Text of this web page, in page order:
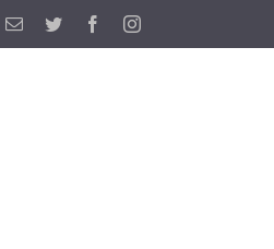
EmailTwitter FacebookInstagram